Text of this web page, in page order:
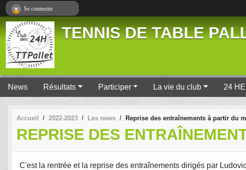
TENNIS DE TABLE
News Résultats Participer La vie du club 24
Accueil 2022-2023 Les news Reprise des entraînements à partir du
REPRISE DES
C'est la rentrée et la reprise des entraînements dirigés par
Se connecter
Panneau de gestion des cookies